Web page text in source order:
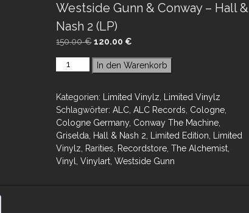
Westside Gunn & Conway – Hall &
Nash 2 (LP)
150.00€ Ursprünglicher
war:
120.00 €
ist:
In den Warenkorb
Kategorien: Limited Vinylz
Limited Vinylz
Schlagwörter:ALC ,ALC Records Cologne
Cologne Germany, Conway The Machine
Griselda
Hall & Nash 2 Limited Edition
Limited
Vinylz
Rarities Recordstore ,The Alchemist
Vinyl
,Vinylart ,Westside Gunn